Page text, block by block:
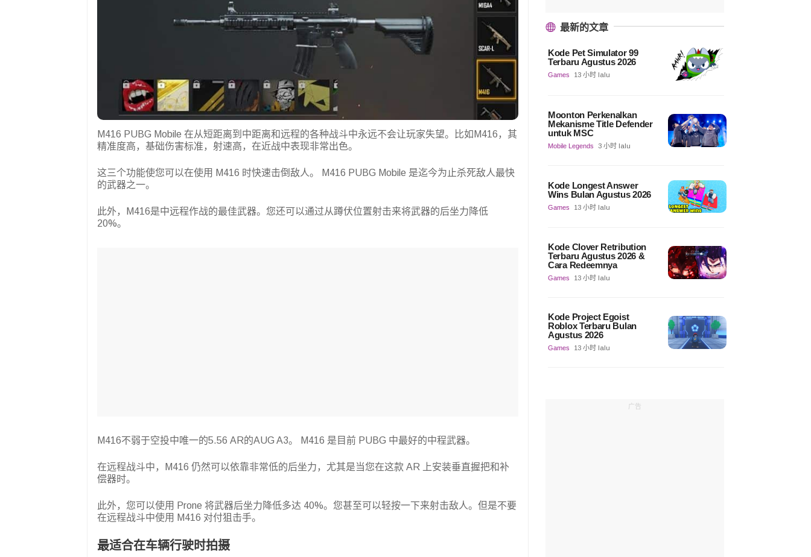
M416 PUBG Mobile 在从短距离到中距离和远程的各种战斗中永远不会让玩家失望。比如M416，其
精准度高，基础伤害标准，射速高，在近战中表现非常出色。
这三个功能使您可以在使用 M416 时快速击倒敌人。 M416 PUBG Mobile 是迄今为止杀死敌人最快
的武器之一。
此外，M416是中远程作战的最佳武器。您还可以通过从蹲伏位置射击来将武器的后坐力降低
20%。
M416不弱于空投中唯一的5.56 AR的AUG A3。 M416 是目前 PUBG 中最好的中程武器。
在远程战斗中，M416 仍然可以依靠非常低的后坐力，尤其是当您在这款 AR 上安装垂直握把和补
偿器时。
此外，您可以使用 Prone 将武器后坐力降低多达 40%。您甚至可以轻按一下来射击敌人。但是不要
在远程战斗中使用 M416 对付狙击手。
最适合在车辆行驶时拍摄
最新的文章
Kode Pet Simulator 99
Terbaru Agustus 2026
Games 13 小时 lalu
Moonton Perkenalkan
Mekanisme Title Defender
untuk MSC
Mobile Legends 3 小时 lalu
Kode Longest Answer
Wins Bulan Agustus 2026
Games 13 小时 lalu
Kode Clover Retribution
Terbaru Agustus 2026 &
Cara Redeemnya
Games 13 小时 lalu
Kode Project Egoist
Roblox Terbaru Bulan
Agustus 2026
Games 13 小时 lalu
广告